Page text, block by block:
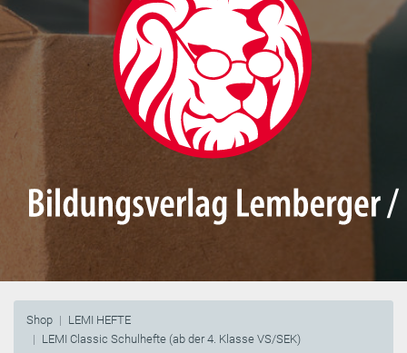
Shop
LEMI HEFTE
LEMI Classic Schulhefte (ab der 4. Klasse VS/SEK)